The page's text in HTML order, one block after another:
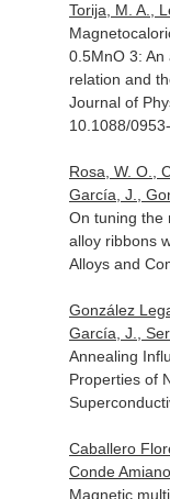
Torija, M. A.,
0.5MnO 3: An
relation and
Journal of
10.1088/
Rosa, W. O.,
García, J.,
On tuning the
alloy ribbons
Alloys and
González
García, J.,
Annealing
Properties of
Caballero
Conde
Magnetic